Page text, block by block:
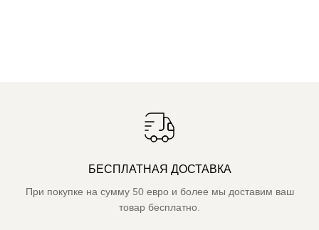
БЕСПЛАТНАЯ ДОСТАВКА
При покупке на сумму 50 евро и более мы доставим ваш
товар бесплатно.